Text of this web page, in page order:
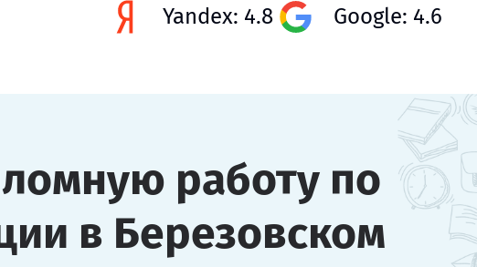
Yandex: 4.8 Google: 4.6
работу по
в Березовском